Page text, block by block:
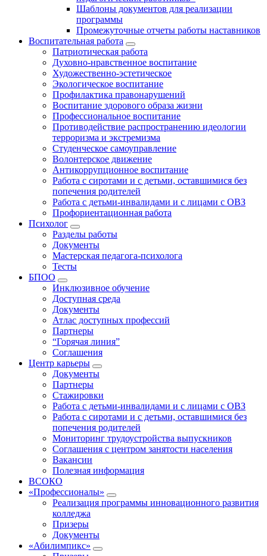
Шаблоны документов для реализации
программы
Промежуточные отчеты работы наставников
Воспитательная работа
Патриотическая работа
Духовно-нравственное воспитание
Художественно-эстетическое
Экологическое воспитание
Профилактика правонарушений
Воспитание здорового образа жизни
Профессиональное воспитание
Противодействие распространению идеологии
терроризма и экстремизма
Студенческое самоуправление
Волонтерское движение
Антикоррупционное воспитание
Работа с сиротами и с детьми, оставшимися без
попечения родителей
Работа с детьми-инвалидами и с лицами с ОВЗ
Профориентационная работа
Психолог
Разделы работы
Документы
Мастерская педагога-психолога
Тесты
БПОО
Инклюзивное обучение
Доступная среда
Документы
Атлас доступных профессий
Партнеры
“Горячая линия”
Соглашения
Центр карьеры
Документы
Партнеры
Стажировки
Работа с детьми-инвалидами и с лицами с ОВЗ
Работа с сиротами и с детьми, оставшимися без
попечения родителей
Мониторинг трудоустройства выпускников
Соглашения с центром занятости населения
Вакансии
Полезная информация
ВСОКО
«Профессионалы»
Реализация программы инновационного развития
колледжа
Призеры
Документы
«Абилимпикс»